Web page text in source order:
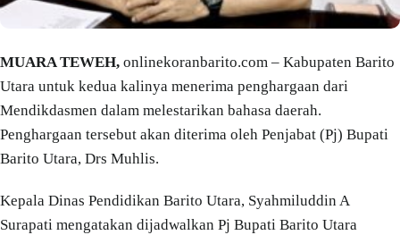
MUARA TEWEH, onlinekoranbarito.com – Kabupaten Barito
Utara untuk kedua kalinya menerima penghargaan dari
Mendikdasmen dalam melestarikan bahasa daerah.
Penghargaan tersebut akan diterima oleh Penjabat (Pj) Bupati
Barito Utara, Drs Muhlis.
Kepala Dinas Pendidikan Barito Utara, Syahmiluddin A
Surapati mengatakan dijadwalkan Pj Bupati Barito Utara